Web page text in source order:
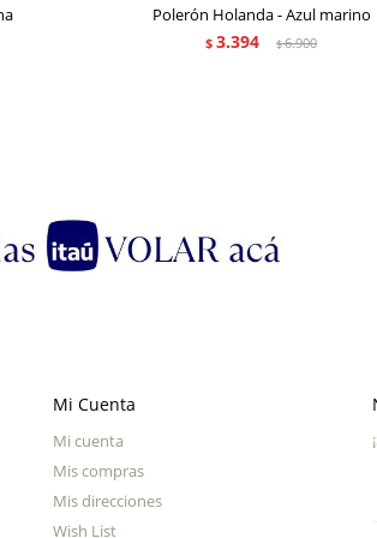
Polerón Holanda - Azul marino
$ 3.394 $6.900
Mi Cuenta
Mi cuenta
Mis compras
Mis direcciones
Wish List